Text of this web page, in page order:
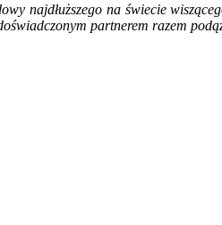
najdłuższego na świecie
partnerem razem